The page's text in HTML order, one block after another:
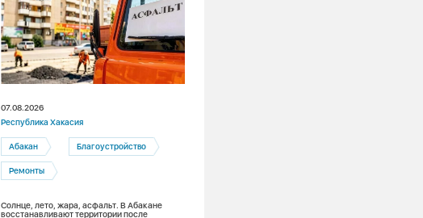
07.08.2026
Республика Хакасия
Абакан Благоустройство
Ремонты
Солнце, лето, жара, асфальт. В Абакане
восстанавливают территории после